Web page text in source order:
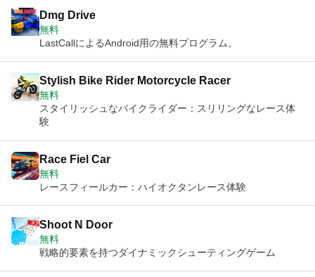
Dmg Drive
無料
LastCallによるAndroid用の無料プログラム。
Stylish Bike Rider Motorcycle Racer
無料
スタイリッシュなバイクライダー：スリリングなレース体
験
Race Fiel Car
無料
レースフィールカー：ハイオクタンレース体験
Shoot N Door
無料
戦略的要素を持つダイナミックシューティングゲーム